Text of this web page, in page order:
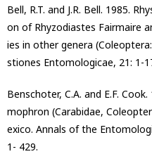
Bell, R.T. and J.R. Bell. 1985.
on of Rhyzodiastes Fairmaire
ies in other genera
stiones Entomologicae, 21: 1-
Benschoter, C.A. and E.F.
mophron (Carabidae,
exico. Annals of the
1- 429.